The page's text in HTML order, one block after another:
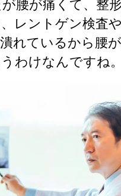
腰が痛くて、整
レントゲン検査
れているから腰
わけなんですね。